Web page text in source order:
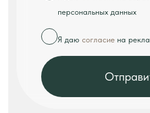
КОНТАКТЫ
+7 (926) 989-08-52
г. Москва, ул. Выборгская, д.16к2